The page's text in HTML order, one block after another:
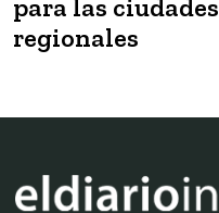
para las ciudades
regionales